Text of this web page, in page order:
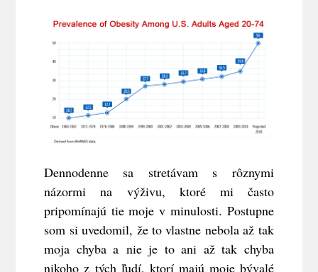
Dennodenne sa stretávam s rôznymi
názormi na výživu, ktoré mi často
pripomínajú tie moje v minulosti. Postupne
som si uvedomil, že to vlastne nebola až tak
moja chyba a nie je to ani až tak chyba
nikoho z tých ľudí, ktorí majú moje bývalé